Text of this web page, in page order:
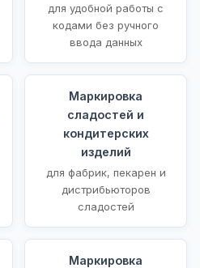
для удобной работы с
кодами без ручного
ввода данных
Маркировка
сладостей и
кондитерских
изделий
для фабрик, пекарен и
дистрибьюторов
сладостей
Маркировка